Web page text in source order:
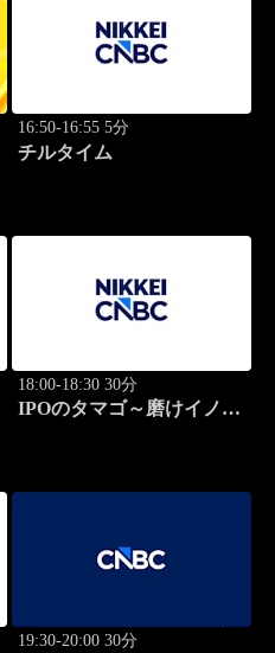
16:50-16:55 5分
チルタイム
18:00-18:30 30分
IPOのタマゴ～磨けイノベ
19:30-20:00 30分